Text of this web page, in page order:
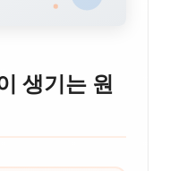
생기는 원